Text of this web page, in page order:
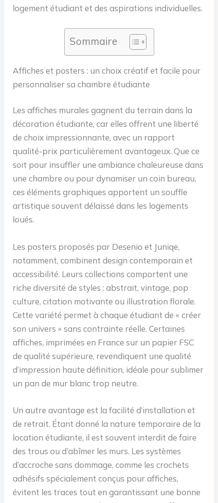
logement étudiant et des aspirations individuelles.
Sommaire
Affiches et posters : un choix créatif et facile pour
personnaliser sa chambre étudiante
Les affiches murales gagnent du terrain dans la
décoration étudiante, car elles offrent une liberté
de choix impressionnante, avec un rapport
qualité-prix particulièrement avantageux. Que ce
soit pour insuffler une ambiance chaleureuse dans
une chambre ou pour dynamiser un coin bureau,
ces éléments graphiques apportent un souffle
artistique souvent délaissé dans les logements
loués.
Les posters proposés par Desenio et Juniqe,
notamment, combinent design contemporain et
accessibilité. Leurs collections comportent une
riche diversité de styles : abstrait, vintage, pop
culture, citation motivante ou illustration florale.
Cette variété permet à chaque étudiant de « créer
son univers » sans contrainte réelle. Certaines
affiches, imprimées en France sur un papier FSC
de qualité supérieure, revendiquent une qualité
d’impression haute définition, idéale pour sublimer
un pan de mur blanc trop neutre.
Un autre avantage est la facilité d’installation et
de retrait. Étant donné la nature temporaire de la
location étudiante, il est souvent interdit de faire
des trous ou d’abîmer les murs. Les systèmes
d’accroche sans dommage, comme les crochets
adhésifs spécialement conçus pour affiches,
évitent les traces tout en garantissant une bonne